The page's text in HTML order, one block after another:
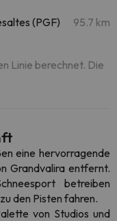
(PGF) 95.7 km
Linie berechnet. Die
eine hervorragende
Grandvalira entfernt.
betreiben
den Pisten fahren.
von Studios und